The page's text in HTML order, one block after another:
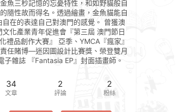
魚三秒記憶的忘憂特性，和如野貓般自
隨性故而得名。透過繪畫，金魚貓能自
自在的表達自己對澳門的感覺。 曾獲澳
文化產業青年促進會『第三屆 澳門節日
禮品創作大賽』 亞季、YMCA『瘋家』
任賭博—迷因圖設計比賽獎、榮登雙月
子雜誌 『Fantasia EP』封面插畫師。
34
文章
2
評論
2
粉絲